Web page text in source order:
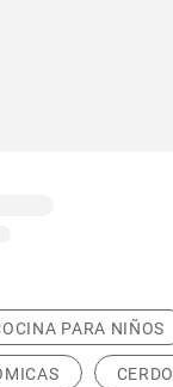
PARA NIÑOS
CERDO